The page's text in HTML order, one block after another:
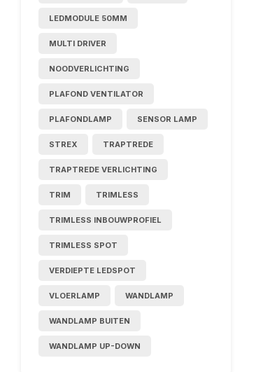
LEDMODULE 50MM
MULTI DRIVER
NOODVERLICHTING
PLAFOND VENTILATOR
PLAFONDLAMP SENSOR LAMP
STREX TRAPTREDE
TRAPTREDE VERLICHTING
TRIM TRIMLESS
TRIMLESS INBOUWPROFIEL
TRIMLESS SPOT
VERDIEPTE LEDSPOT
VLOERLAMP WANDLAMP
WANDLAMP BUITEN
WANDLAMP UP-DOWN